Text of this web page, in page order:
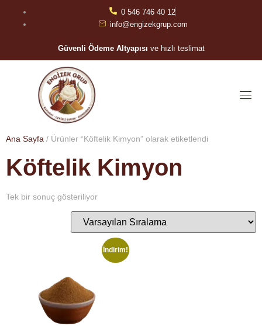
0 546 746 40 12
info@engizekgrup.com
Güvenli Ödeme Altyapısı ve hızlı teslimat
Ana Sayfa / Ürünler “Köftelik Kimyon” olarak etiketlendi
Köftelik Kimyon
Tek bir sonuç gösteriliyor
İndirim!